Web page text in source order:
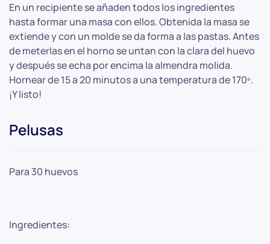
En un recipiente se añaden todos los ingredientes
hasta formar una masa con ellos. Obtenida la masa se
extiende y con un molde se da forma a las pastas. Antes
de meterlas en el horno se untan con la clara del huevo
y después se echa por encima la almendra molida.
Hornear de 15 a 20 minutos a una temperatura de 170º.
¡Y listo!
Pelusas
Para 30 huevos
Ingredientes: